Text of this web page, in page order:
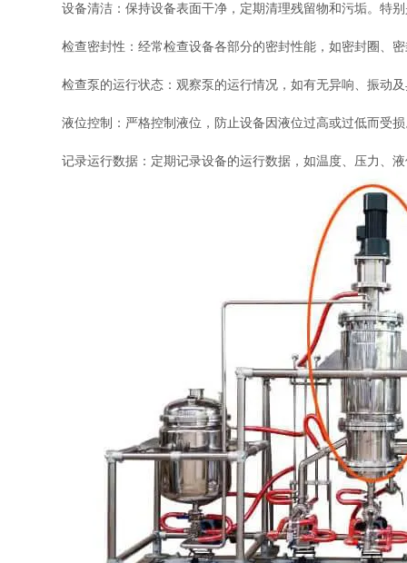
设备清洁：保持设备表面干净，定期清理残留物和污垢。特别
检查密封性：经常检查设备各部分的密封性能，如密封圈、密
检查泵的运行状态：观察泵的运行情况，如有无异响、振动及
液位控制：严格控制液位，防止设备因液位过高或过低而受损
记录运行数据：定期记录设备的运行数据，如温度、压力、液